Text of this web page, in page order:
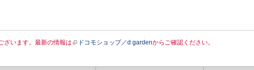
ざいます。最新の情報は ドコモショップ／d gardenからご確認ください。